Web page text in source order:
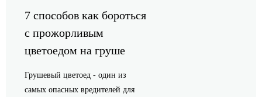
7 способов как бороться
с прожорливым
цветоедом на груше
Грушевый цветоед - один из
самых опасных вредителей для